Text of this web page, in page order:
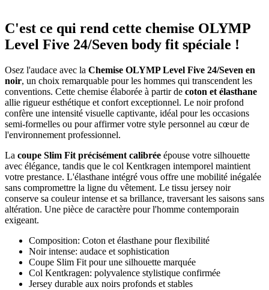
C'est ce qui rend cette chemise OLYMP
Level Five 24/Seven body fit spéciale !
Osez l'audace avec la Chemise OLYMP Level Five 24/Seven en
noir, un choix remarquable pour les hommes qui transcendent les
conventions. Cette chemise élaborée à partir de coton et élasthane
allie rigueur esthétique et confort exceptionnel. Le noir profond
confère une intensité visuelle captivante, idéal pour les occasions
semi-formelles ou pour affirmer votre style personnel au cœur de
l'environnement professionnel.
La coupe Slim Fit précisément calibrée épouse votre silhouette
avec élégance, tandis que le col Kentkragen intemporel maintient
votre prestance. L'élasthane intégré vous offre une mobilité inégalée
sans compromettre la ligne du vêtement. Le tissu jersey noir
conserve sa couleur intense et sa brillance, traversant les saisons sans
altération. Une pièce de caractère pour l'homme contemporain
exigeant.
Composition: Coton et élasthane pour flexibilité
Noir intense: audace et sophistication
Coupe Slim Fit pour une silhouette marquée
Col Kentkragen: polyvalence stylistique confirmée
Jersey durable aux noirs profonds et stables